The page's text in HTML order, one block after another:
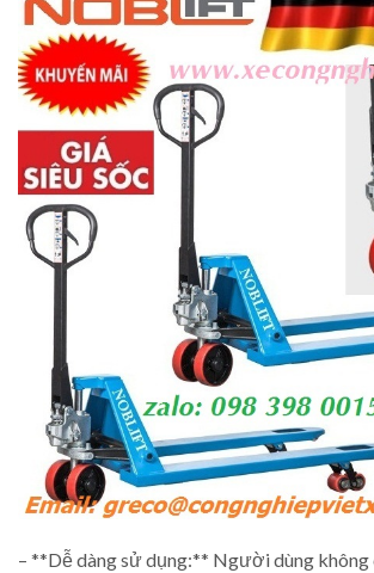
– **Dễ dàng sử dụng:** Người dùng không